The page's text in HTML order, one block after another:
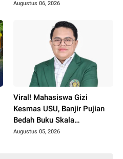
Polantas KARIB Kobarkan
Nasionalisme dan Green
Policing Jelang HUT RI Ke-
Augustus 06, 2026
Viral! Mahasiswa Gizi
Kesmas USU, Banjir Pujian
Bedah Buku Skala
International dari 70 Ribu
Augustus 05, 2026